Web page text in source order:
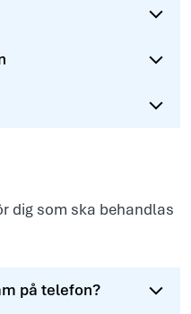
dig som ska behandlas
på telefon?